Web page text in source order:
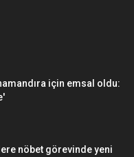
için emsal oldu:
nöbet görevinde yeni